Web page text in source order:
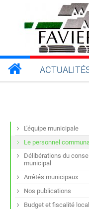
L'équipe municipale
Le personnel
Délibérations du conseil
municipal
Arrêtés municipaux
Nos publications
Budget et fiscalité